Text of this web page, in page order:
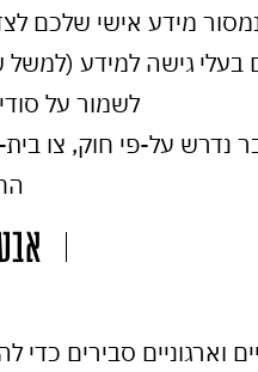
מידע אישי שלכם
לשמור על
נדרש על-פי חוק, צו
וארגוניים סבירים